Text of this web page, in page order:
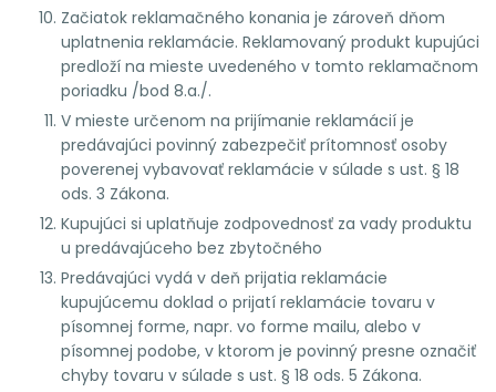
Začiatok reklamačného konania je zároveň dňom
uplatnenia reklamácie. Reklamovaný produkt kupujúci
predloží na mieste uvedeného v tomto reklamačnom
poriadku /bod 8.a./.
V mieste určenom na prijímanie reklamácií je
predávajúci povinný zabezpečiť prítomnosť osoby
poverenej vybavovať reklamácie v súlade s ust. § 18
ods. 3 Zákona.
Kupujúci si uplatňuje zodpovednosť za vady produktu
u predávajúceho bez zbytočného
Predávajúci vydá v deň prijatia reklamácie
kupujúcemu doklad o prijatí reklamácie tovaru v
písomnej forme, napr. vo forme mailu, alebo v
písomnej podobe, v ktorom je povinný presne označiť
chyby tovaru v súlade s ust. § 18 ods. 5 Zákona.